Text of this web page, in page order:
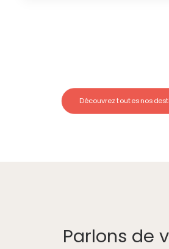
Découvrez toutes nos
Parlons de